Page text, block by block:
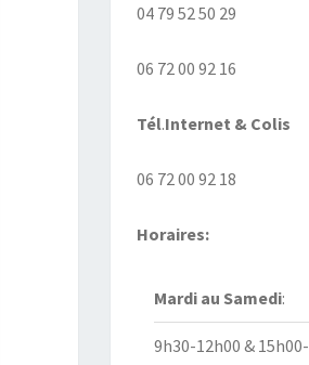
04 79 52 50 29
06 72 00 92 16
Tél.Internet & Colis
06 72 00 92 18
Horaires:
Mardi au Samedi:
9h30-12h00 & 15h00-